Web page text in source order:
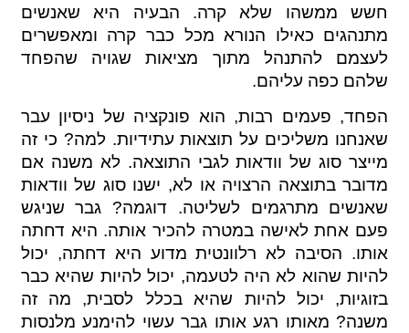
חשש ממשהו שלא קרה. הבעיה היא שאנשים
מתנהגים כאילו הנורא מכל כבר קרה ומאפשרים
לעצמם להתנהל מתוך מציאות שגויה שהפחד
שלהם כפה עליהם.
הפחד, פעמים רבות, הוא פונקציה של ניסיון עבר
שאנחנו משליכים על תוצאות עתידיות. למה? כי זה
מייצר סוג של וודאות לגבי התוצאה. לא משנה אם
מדובר בתוצאה הרצויה או לא, ישנו סוג של וודאות
שאנשים מתרגמים לשליטה. דוגמה? גבר שניגש
פעם אחת לאישה במטרה להכיר אותה. היא דחתה
אותו. הסיבה לא רלוונטית מדוע היא דחתה, יכול
להיות שהוא לא היה לטעמה, יכול להיות שהיא כבר
בזוגיות, יכול להיות שהיא בכלל לסבית, מה זה
משנה? מאותו רגע אותו גבר עשוי להימנע מלנסות